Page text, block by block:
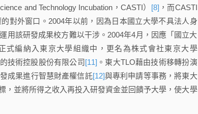
and Technology Incubation，CASTI） [8] ，而CASTI
對外窗口。2004年以前，因為日本國立大學不具法人身
用該研發成果校方難以干涉。2004年4月，因應「國立大
式編納入東京大學組織中，更名為株式會社東京大學
技術控股股份有限公司[11] 。東大TLO藉由技術移轉扮演
成果進行智慧財產權信託[12]與專利申請等事務，將東大
並將所得之收入再投入研發資金並回饋予大學，使大學